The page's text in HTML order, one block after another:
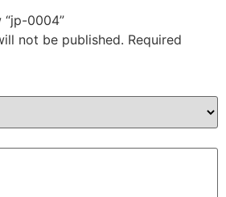
0004”
not be published. Required